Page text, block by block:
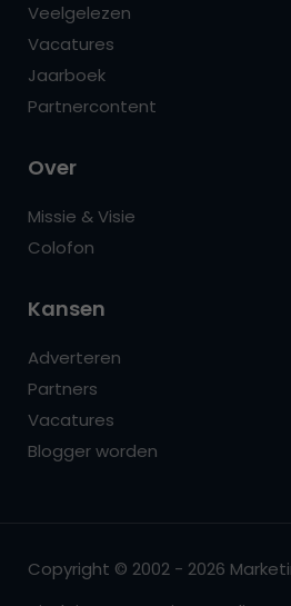
Veelgelezen
Vacatures
Jaarboek
Partnercontent
Over
Missie & Visie
Colofon
Kansen
Adverteren
Partners
Vacatures
Blogger worden
Copyright © 2002 - 2026